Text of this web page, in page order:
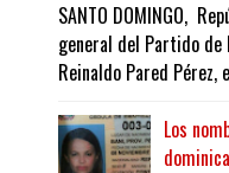
SANTO DOMINGO,
general del Partido de
Reinaldo Pared Pérez,
Los